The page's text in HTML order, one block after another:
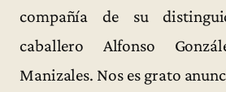
compañía de su
caballero Alfonso
Manizales. Nos es grato